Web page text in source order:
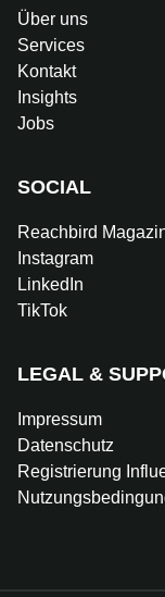
Über uns
Services
Kontakt
Insights
Jobs
SOCIAL
Reachbird
Instagram
LinkedIn
TikTok
LEGAL &
Impressum
Datenschutz
Registrierung